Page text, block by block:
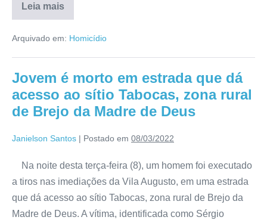
Leia mais
Arquivado em: Homicídio
Jovem é morto em estrada que dá
acesso ao sítio Tabocas, zona rural
de Brejo da Madre de Deus
Janielson Santos | Postado em 08/03/2022
Na noite desta terça-feira (8), um homem foi executado
a tiros nas imediações da Vila Augusto, em uma estrada
que dá acesso ao sítio Tabocas, zona rural de Brejo da
Madre de Deus. A vítima, identificada como Sérgio